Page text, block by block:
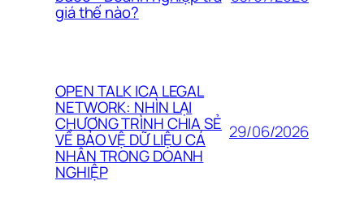
giá thế nào?
OPEN TALK ICA LEGAL
NETWORK: NHÌN LẠI
CHƯƠNG TRÌNH CHIA SẺ
VỀ BẢO VỆ DỮ LIỆU CÁ
NHÂN TRONG DOANH
NGHIỆP
29/06/2026